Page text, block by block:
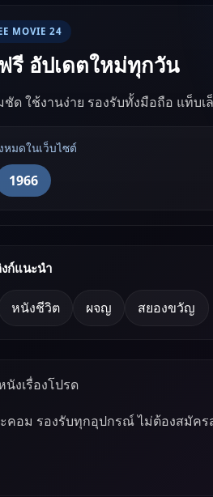
MOVIE 24
อัปเดตใหม่ทุกวัน
ใช้งานง่าย รองรับทั้งมือถือ แท็บเ
หมดในเว็บไซต์
1966
ก์แนะนำ
หนังชีวิต ผจญ สยองขวัญ
งเรื่องโปรด
อม รองรับทุกอุปกรณ์ ไม่ต้องสมัคร